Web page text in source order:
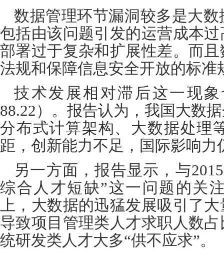
数据管理环节漏洞较多是大
包括由该问题引发的运营成本
部署过于复杂和扩展性差。而
法规和保障信息安全开放的标准
技术发展相对滞后这一现
88.22 ）。报告认为，我国大数
分布式计算架构、大数据处理
距，创新能力不足，国际影响力
另一方面，报告显示，与2015
综合人才短缺”这一问题的关
上，大数据的迅猛发展吸引了
导致项目管理类人才求职人数
统研发类人才大多“供不应求”。